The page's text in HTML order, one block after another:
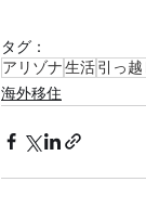
タグ：
アリゾナ生活引っ越
海外移住